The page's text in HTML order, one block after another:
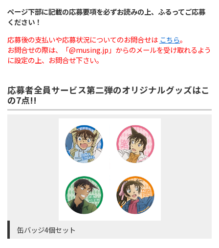
ページ下部に記載の応募要項を必ずお読みの上、ふるってご応募
ください！
応募後の支払いや応募状況についてのお問合せは こちら。
お問合せの際は、「@musing.jp」からのメールを受け取れるよう
に設定の上、お問合せ下さい。
応募者全員サービス第二弾のオリジナルグッズはこ
の7点!!
缶バッジ4個セット